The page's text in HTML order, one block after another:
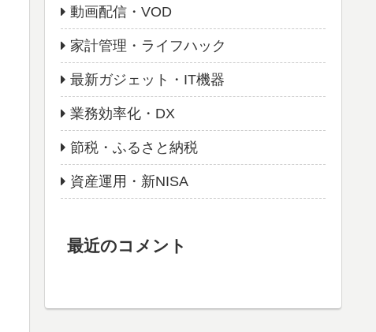
動画配信・VOD
家計管理・ライフハック
最新ガジェット・IT機器
業務効率化・DX
節税・ふるさと納税
資産運用・新NISA
最近のコメント